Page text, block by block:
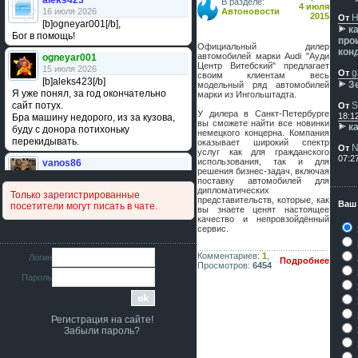
16 июля 2026
[b]ogneyar001[/b],
Бог в помощь!
ogneyar001
15 июля 2026
[b]aleks423[/b]
Я уже понял, за год окончательно
сайт потух.
Бра машину недорого, из за кузова,
буду с донора потихоньку
перекидывать.
vanos86
сравнивал подушку акпп бензиновой и
дизельной машины намера
4578063AG и 4578061AG? По фото
iMrCoffeeBLR4
11 июля 2026
[b]era124[/b],
Ага понял буду знать спасибо
era124
7 июля 2026
Только зарегистрированные
посетители могут писать в чате.
Логин
Пароль
Регистрация на сайте!
Забыли пароль?
Автоновости
4 июля
2015
Официальный дилер
автомобилей марки Audi "Ауди
Центр Витебский" предлагает
своим клиентам весь
модельный ряд автомобилей
марки из Ингольштадта.
У дилера в Санкт-Петербурге
вы сможете найти все новинки
немецкого концерна. Компания
оказывает широкий спектр
услуг как для гражданского
использования, так и для
решения бизнес-задач, включая
поставку автомобилей для
дипломатических
представительств, которые, как
вы знаете ценят настоящее
качество и непровзойдённый
сервис.
Комментариев: 1,
Просмотров: 6454 Подробнее
От
От
От
От
Ваш